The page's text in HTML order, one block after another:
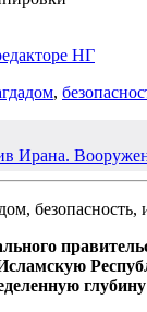
НГ
,
Ирана.